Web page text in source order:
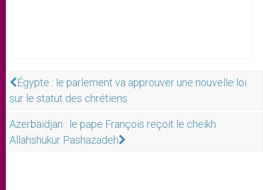
Égypte : le parlement va approuver une nouvelle loi
sur le statut des chrétiens
Azerbaïdjan : le pape François reçoit le cheikh
Allahshukur Pashazadeh